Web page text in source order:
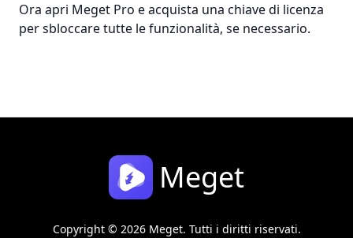
Ora apri Meget Pro e acquista una chiave di licenza
per sbloccare tutte le funzionalità, se necessario.
Meget
Copyright © 2026 Meget. Tutti i diritti riservati.